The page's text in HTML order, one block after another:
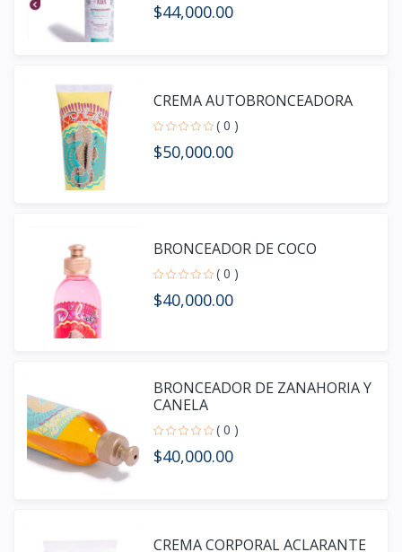
$44,000.00
CREMA AUTOBRONCEADORA
( 0 )
$50,000.00
BRONCEADOR DE COCO
( 0 )
$40,000.00
BRONCEADOR DE ZANAHORIA Y
CANELA
( 0 )
$40,000.00
CREMA CORPORAL ACLARANTE